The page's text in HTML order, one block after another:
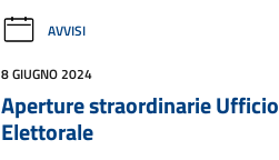
AVVISI
8 GIUGNO 2024
Aperture straordinarie Ufficio
Elettorale